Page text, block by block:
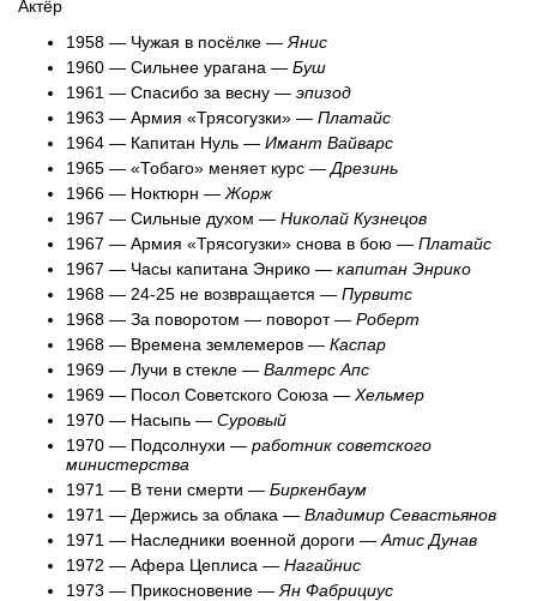
Актёр
1958 — Чужая в посёлке — Янис
1960 — Сильнее урагана — Буш
1961 — Спасибо за весну — эпизод
1963 — Армия «Трясогузки» — Платайс
1964 — Капитан Нуль — Имант Вайварс
1965 — «Тобаго» меняет курс — Дрезинь
1966 — Ноктюрн — Жорж
1967 — Сильные духом — Николай Кузнецов
1967 — Армия «Трясогузки» снова в бою — Платайс
1967 — Часы капитана Энрико — капитан Энрико
1968 — 24-25 не возвращается — Пурвитс
1968 — За поворотом — поворот — Роберт
1968 — Времена землемеров — Каспар
1969 — Лучи в стекле — Валтерс Апс
1969 — Посол Советского Союза — Хельмер
1970 — Насыпь — Суровый
1970 — Подсолнухи — работник советского
министерства
1971 — В тени смерти — Биркенбаум
1971 — Держись за облака — Владимир Севастьянов
1971 — Наследники военной дороги — Атис Дунав
1972 — Афера Цеплиса — Нагайнис
1973 — Прикосновение — Ян Фабрициус